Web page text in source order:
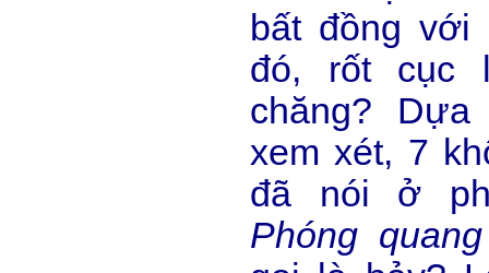
bất đồng với
đó, rốt cục
chăng?
xem xét, 7
đã nói ở
Phóng